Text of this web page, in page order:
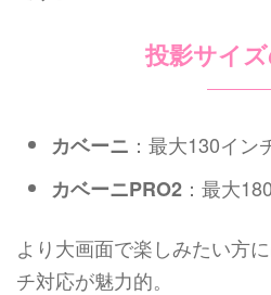
投影サイ
カベーニ ：最大130イン
カベーニPRO2 ：最大
より大画面で楽しみたい方
チ対応が魅力的。